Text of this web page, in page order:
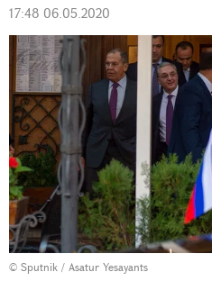
17:48 06.05.2020
© Sputnik / Asatur Yesayants